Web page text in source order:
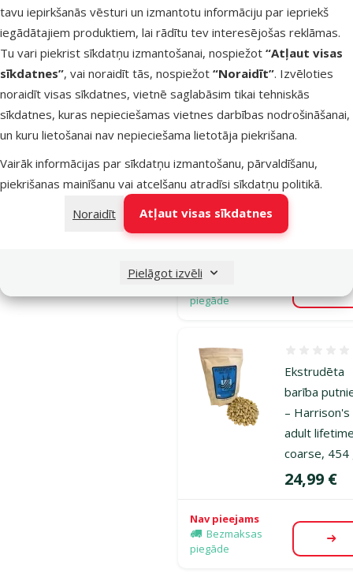
tavu iepirkšanās vēsturi un izmantotu informāciju par iepriekš
iegādātajiem produktiem, lai rādītu tev interesējošas reklāmas.
Tu vari piekrist sīkdatņu izmantošanai, nospiežot “Atļaut visas
sīkdatnes”, vai noraidīt tās, nospiežot “Noraidīt”. Izvēloties
noraidīt visas sīkdatnes, vietnē saglabāsim tikai tehniskās
sīkdatnes, kuras nepieciešamas vietnes darbības nodrošināšanai,
un kuru lietošanai nav nepieciešama lietotāja piekrišana.
Vairāk informācijas par sīkdatņu izmantošanu, pārvaldīšanu,
piekrišanas mainīšanu vai atcelšanu atradīsi sīkdatņu politikā.
Noraidīt
Atļaut visas sīkdatnes
Pielāgot izvēli
Nav pieejams
Bezmaksas
piegāde
Ekstrudēta
barība
– Harrison's
high
coarse, 454
Cena
28,99 €
Nav pieejams
piegāde
Ekstrudēta
barība
– Harrison's
adult
coarse, 454
Cena
24,99 €
Nav pieejams
Bezmaksas
piegāde